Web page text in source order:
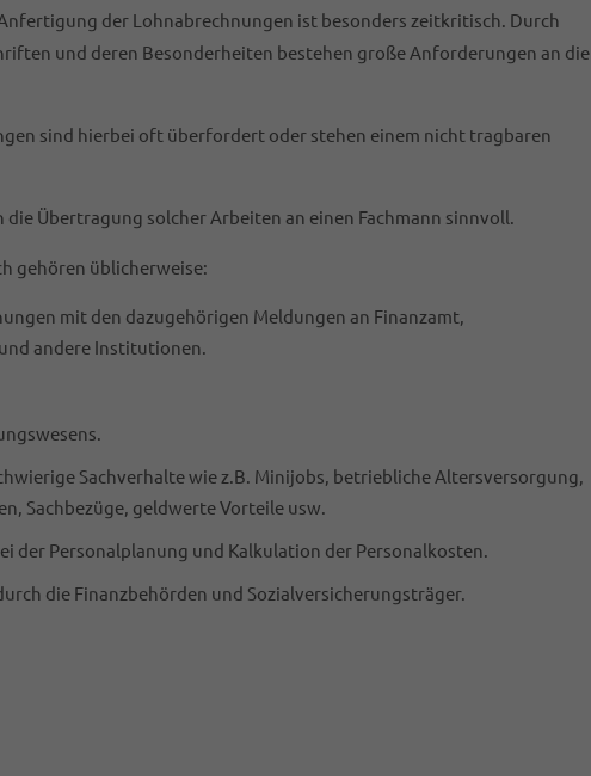
der Lohnabrechnungen ist besonders zeitkritisch. Durch
und deren Besonderheiten bestehen große Anforderungen an die
sind hierbei oft überfordert oder stehen einem nicht tragbaren
die Übertragung solcher Arbeiten an einen Fachmann sinnvoll.
gehören üblicherweise:
mit den dazugehörigen Meldungen an Finanzamt,
andere Institutionen.
Sachverhalte wie z.B. Minijobs, betriebliche Altersversorgung,
Sachbezüge, geldwerte Vorteile usw.
der Personalplanung und Kalkulation der Personalkosten.
die Finanzbehörden und Sozialversicherungsträger.